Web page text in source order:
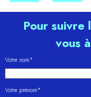
Pour suivre
vous
Votre nom*
Votre prénom*